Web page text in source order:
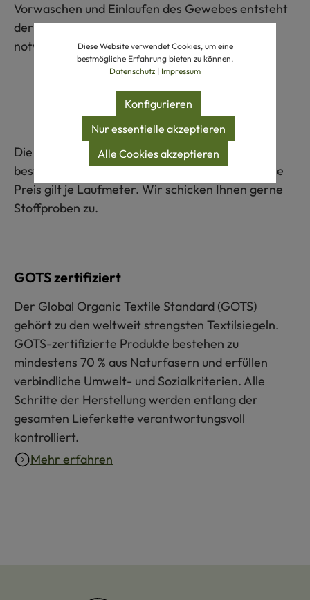
Vorwaschen und Einlaufen des Gewebes entsteht
der typische Crinkle-Effekt. Bügeln ist nicht
notwendig!
Die Mindestbestellmenge beträgt 50 cm. Bitte
bestellen Sie in 10 cm Schritten. Der angegebene
Preis gilt je Laufmeter. Wir schicken Ihnen gerne
Stoffproben zu.
GOTS zertifiziert
Der Global Organic Textile Standard (GOTS)
gehört zu den weltweit strengsten Textilsiegeln.
GOTS-zertifizierte Produkte bestehen zu
mindestens 70 % aus Naturfasern und erfüllen
verbindliche Umwelt- und Sozialkriterien. Alle
Schritte der Herstellung werden entlang der
gesamten Lieferkette verantwortungsvoll
kontrolliert.
Mehr erfahren
Diese Website verwendet Cookies, um eine
bestmögliche Erfahrung bieten zu können.
Datenschutz | Impressum
Nur essentielle akzeptieren
Konfigurieren
Alle Cookies akzeptieren